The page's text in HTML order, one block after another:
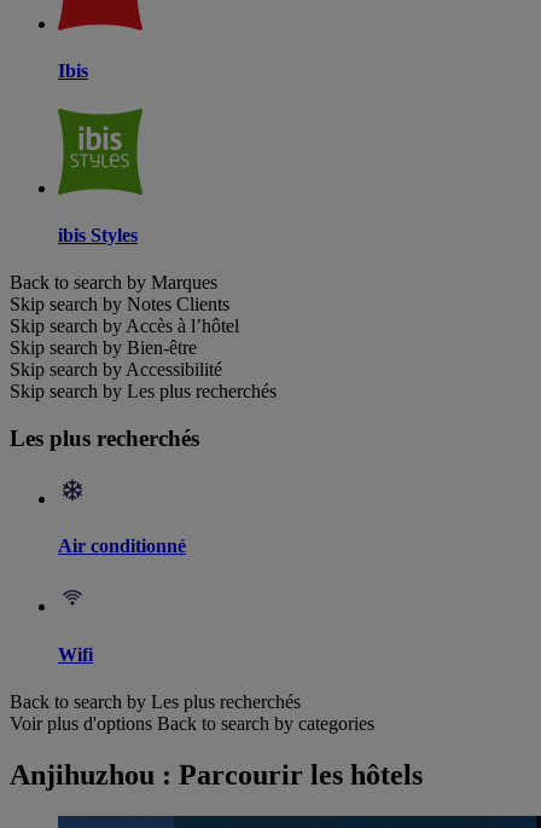
Ibis
ibis Styles
Back to search by Marques
Skip search by Notes Clients
Skip search by Accès à l’hôtel
Skip search by Bien-être
Skip search by Accessibilité
Skip search by Les plus recherchés
Les plus recherchés
Air conditionné
Wifi
Back to search by Les plus recherchés
Voir plus d'options Back to search by categories
Anjihuzhou : Parcourir les hôtels